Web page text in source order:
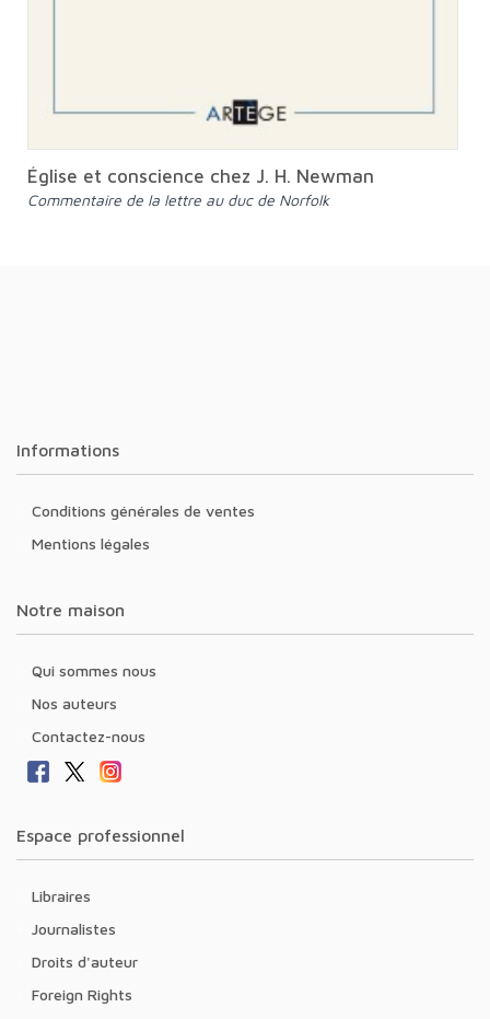
Église et conscience chez J. H. Newman
Commentaire de la lettre au duc de Norfolk
Informations
Conditions générales de ventes
Mentions légales
Notre maison
Qui sommes nous
Nos auteurs
Contactez-nous
Espace professionnel
Libraires
Journalistes
Droits d'auteur
Foreign Rights